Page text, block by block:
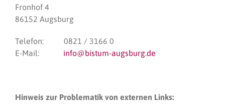
Fronhof 4
86152 Augsburg
Telefon: 0821 / 3166 0
E-Mail: info@bistum-augsburg.de
Hinweis zur Problematik von externen Links: